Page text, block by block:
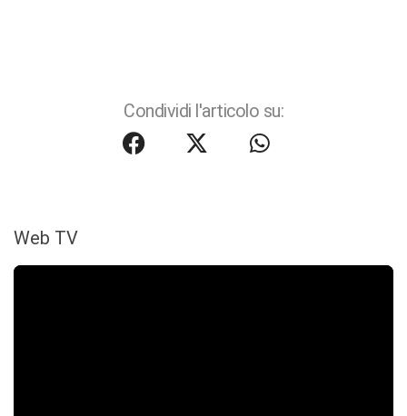
Condividi l'articolo su:
Web TV